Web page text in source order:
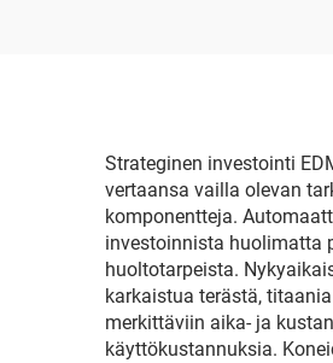
Strateginen investointi
vertaansa vailla olevan
komponentteja.
investoinnista huolimatta
huoltotarpeista.
karkaistua terästä,
merkittäviin aika- ja
käyttökustannuksia.